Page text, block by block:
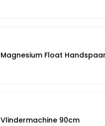
Magnesium Float
Vlindermachine 90cm